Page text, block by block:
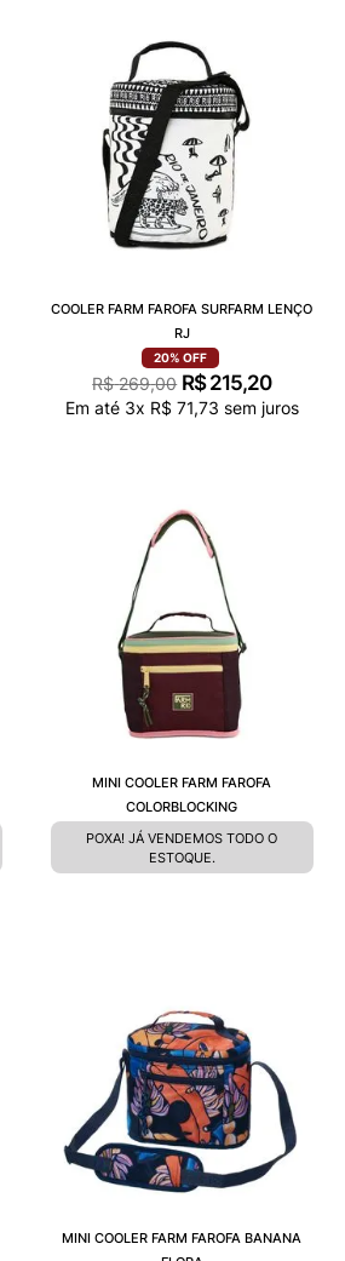
COOLER FARM FAROFA SURFARM LENÇO
RJ
20% OFF
R$ 269,00 R$215,20
Em até 3x R$ 71,73 sem juros
MINI COOLER FARM FAROFA
COLORBLOCKING
POXA! JÁ VENDEMOS TODO O
ESTOQUE.
MINI COOLER FARM FAROFA BANANA